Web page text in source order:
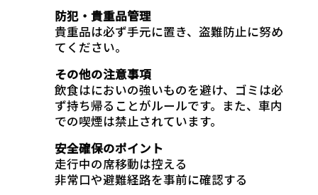
防犯・貴重品管理
貴重品は必ず手元に置き、盗難防止に努め
てください。
その他の注意事項
飲食はにおいの強いものを避け、ゴミは必
ず持ち帰ることがルールです。また、車内
での喫煙は禁止されています。
安全確保のポイント
走行中の席移動は控える
非常口や避難経路を事前に確認する